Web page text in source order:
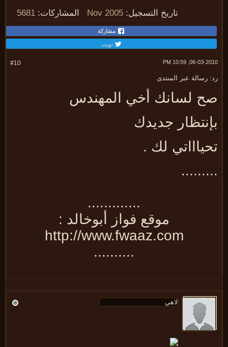
تاريخ التسجيل: Nov 2005 المشاركات: 5681
مشاركة
تويت
06-03-2010,
رسالة عبر المنتدى
لسانك أخي المهندس
جديدك
لك .
.............
موقع فواز أبوخالد :
http://www.fwaaz.com
..........